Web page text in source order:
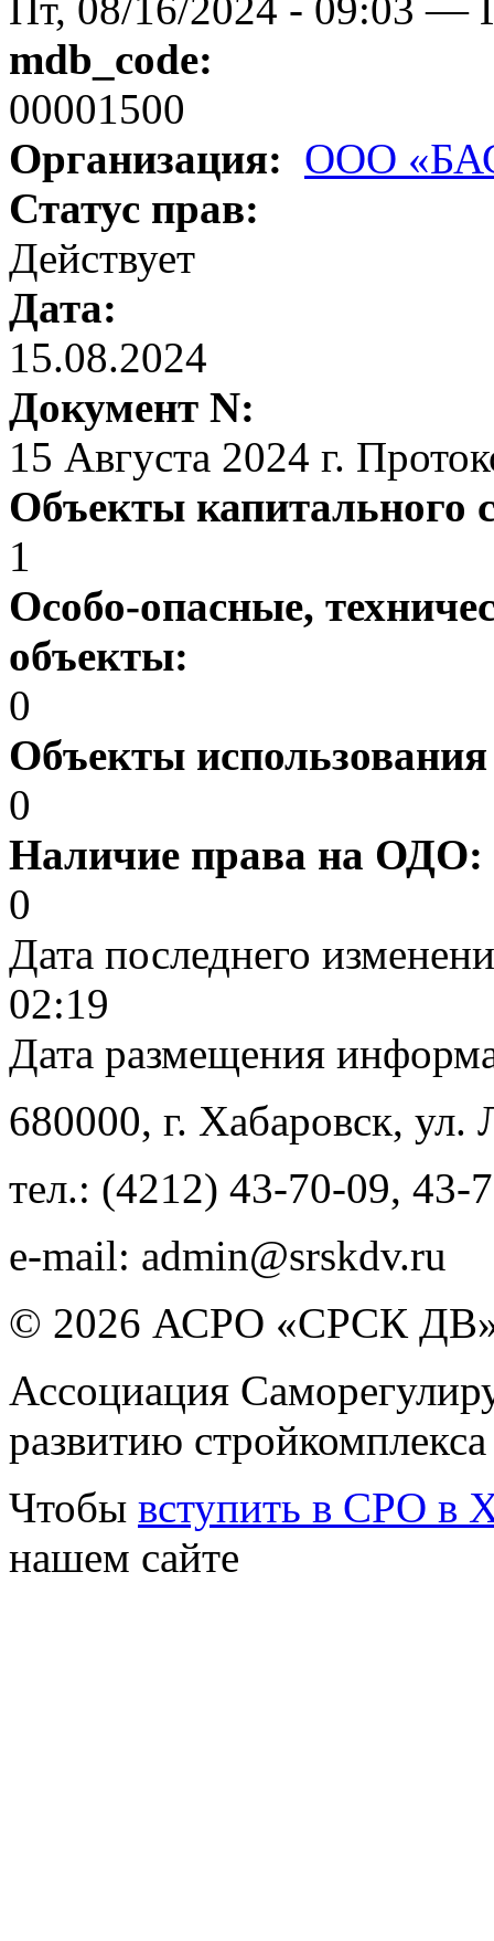
mdb_code:
00001500
Организация: ООО
Статус прав:
Действует
Дата:
15.08.2024
Документ N:
15 Августа 2024 г.
Объекты капитального
1
Особо-опасные,
объекты:
0
Объекты
0
Наличие права на ОДО:
0
Дата последнего
02:19
Дата размещения
680000, г. Хабаровск, ул.
тел.: (4212) 43-70-09, 43-
e-mail: admin@srskdv.ru
© 2026 АСРО «СРСК
Ассоциация
развитию
Чтобы вступить в СРО в
нашем сайте